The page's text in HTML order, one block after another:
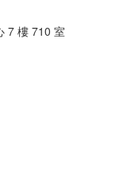
7 樓 710 室